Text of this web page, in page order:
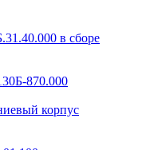
в сборе
870.000
корпус